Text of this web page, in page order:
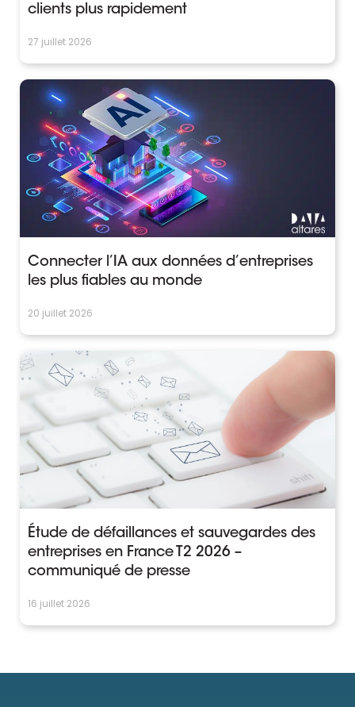
clients plus rapidement
27 juillet 2026
Connecter l’IA aux données d’entreprises
les plus fiables au monde
20 juillet 2026
Étude de défaillances et sauvegardes des
entreprises en France T2 2026 –
communiqué de presse
16 juillet 2026